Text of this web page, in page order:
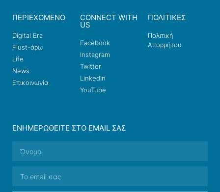
ΠΕΡΙΕΧΟΜΕΝΟ
Digital Era
Flust-άρω
Life
News
Επικοινωνία
CONNECT WITH
US
Facebook
Instagram
Twitter
LinkedIn
YouTube
ΠΟΛΙΤΙΚΕΣ
Πολιτική
Απορρήτου
ΕΝΗΜΕΡΩΘΕΊΤΕ ΣΤΟ EMAIL ΣΑΣ